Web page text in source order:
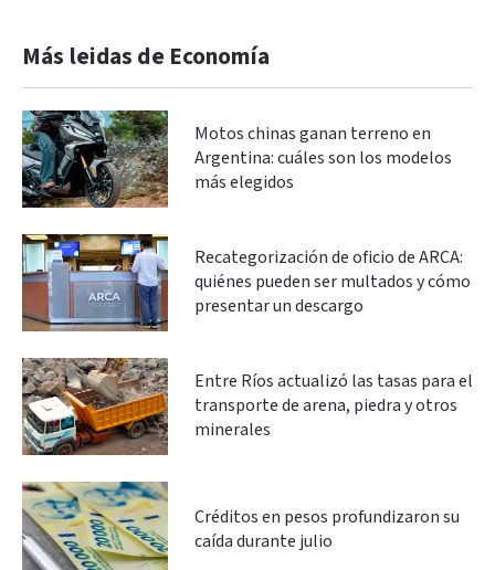
Más leidas de Economía
Motos chinas ganan terreno en
Argentina: cuáles son los modelos
más elegidos
Recategorización de oficio de ARCA:
quiénes pueden ser multados y cómo
presentar un descargo
Entre Ríos actualizó las tasas para el
transporte de arena, piedra y otros
minerales
Créditos en pesos profundizaron su
caída durante julio